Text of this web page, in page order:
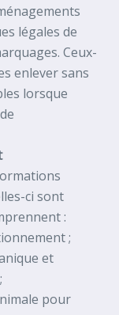
légales de
Ceux-
enlever sans
lorsque
ci sont
:
;
et
pour